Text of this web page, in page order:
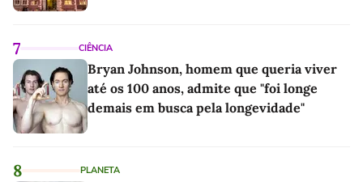
7 CIÊNCIA
Bryan Johnson, homem que queria viver
até os 100 anos, admite que "foi longe
demais em busca pela longevidade"
8 PLANETA